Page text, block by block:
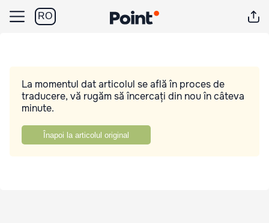
RO
La momentul dat articolul se află în proces de
traducere, vă rugăm să încercați din nou în câteva
minute.
Înapoi la articolul original